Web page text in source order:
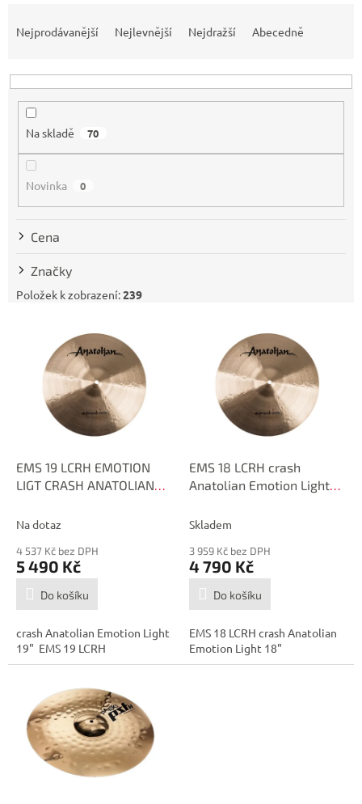
n
Nejprodávanější Nejlevnější Nejdražší Abecedně
Na skladě 70
Novinka 0
Cena
Značky
Položek k zobrazení:239
EMS 19 LCRH EMOTION
LIGT CRASH ANATOLIAN
Na dotaz
4 537 Kč bez DPH
5 490 Kč
Do košíku
crash Anatolian Emotion Light
19" EMS 19 LCRH
EMS 18 LCRH crash
Anatolian Emotion Light
Skladem
3 959 Kč bez DPH
4 790 Kč
Do košíku
EMS 18 LCRH crash Anatolian
Emotion Light 18"